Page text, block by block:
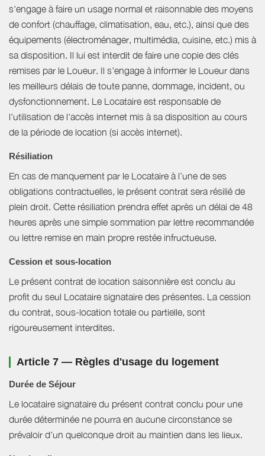
s'engage à faire un usage normal et raisonnable des moyens
de confort (chauffage, climatisation, eau, etc.), ainsi que des
équipements (électroménager, multimédia, cuisine, etc.) mis à
sa disposition. Il lui est interdit de faire une copie des clés
remises par le Loueur. Il s'engage à informer le Loueur dans
les meilleurs délais de toute panne, dommage, incident, ou
dysfonctionnement. Le Locataire est responsable de
l'utilisation de l'accès internet mis à sa disposition au cours
de la période de location (si accès internet).
Résiliation
En cas de manquement par le Locataire à l’une de ses
obligations contractuelles, le présent contrat sera résilié de
plein droit. Cette résiliation prendra effet après un délai de 48
heures après une simple sommation par lettre recommandée
ou lettre remise en main propre restée infructueuse.
Cession et sous-location
Le présent contrat de location saisonnière est conclu au
profit du seul Locataire signataire des présentes. La cession
du contrat, sous-location totale ou partielle, sont
rigoureusement interdites.
Article 7 — Règles d'usage du logement
Durée de Séjour
Le locataire signataire du présent contrat conclu pour une
durée déterminée ne pourra en aucune circonstance se
prévaloir d'un quelconque droit au maintien dans les lieux.